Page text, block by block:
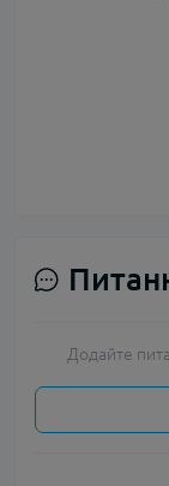
Додайте